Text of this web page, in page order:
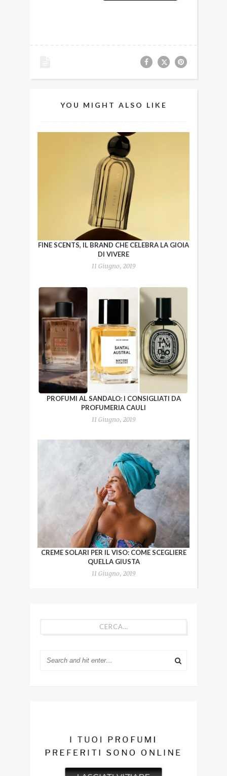
YOU MIGHT ALSO LIKE
FINE SCENTS, IL BRAND CHE CELEBRA LA GIOIA
DI VIVERE
11 Giugno, 2019
PROFUMI AL SANDALO: I CONSIGLIATI DA
PROFUMERIA CAULI
11 Giugno, 2019
CREME SOLARI PER IL VISO: COME SCEGLIERE
QUELLA GIUSTA
11 Giugno, 2019
CERCA…